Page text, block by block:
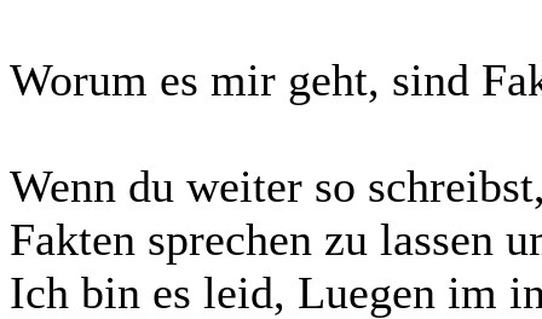
Worum es mir geht, sind
Wenn du weiter so
Fakten sprechen zu lassen
Ich bin es leid, Luegen im